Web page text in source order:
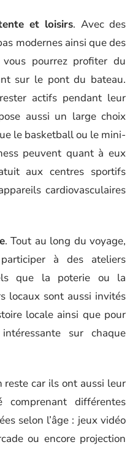
et loisirs. Avec des
modernes ainsi que des
pourrez profiter du
sur le pont du bateau.
actifs pendant leur
aussi un large choix
le basketball ou le mini-
peuvent quant à eux
aux centres sportifs
cardiovasculaires
. Tout au long du voyage,
à des ateliers
que la poterie ou la
locaux sont aussi invités
locale ainsi que pour
sur chaque
reste car ils ont aussi leur
comprenant différentes
selon l’âge : jeux vidéo
ou encore projection